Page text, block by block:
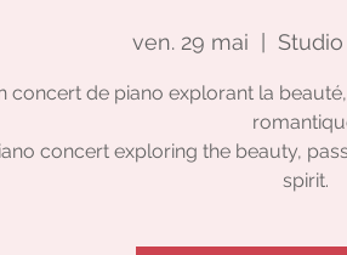
ven. 29 mai
concert de piano explorant la
concert exploring the beauty,
spirit.